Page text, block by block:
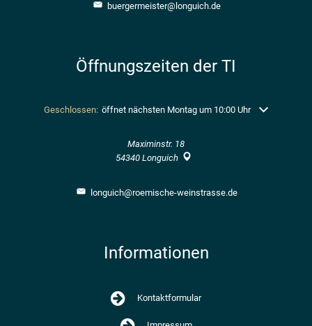
buergermeister@longuich.de
Öffnungszeiten der TI
Klicken, um weitere Öffnungs- oder Schließzeiten auszublenden
Geschlossen: öffnet nächsten Montag um 10:00 Uhr
Maximinstr. 18
54340 Longuich
longuich@roemische-weinstrasse.de
Informationen
Kontaktformular